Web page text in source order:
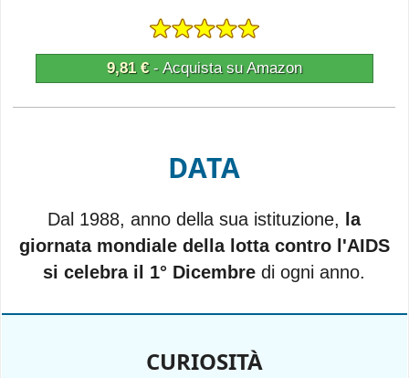
9,81 €- Acquista su Amazon
DATA
Dal 1988, anno della sua istituzione,
la
giornata mondiale della lotta contro l'AIDS
si celebra il 1° Dicembre di ogni anno.
CURIOSITÀ